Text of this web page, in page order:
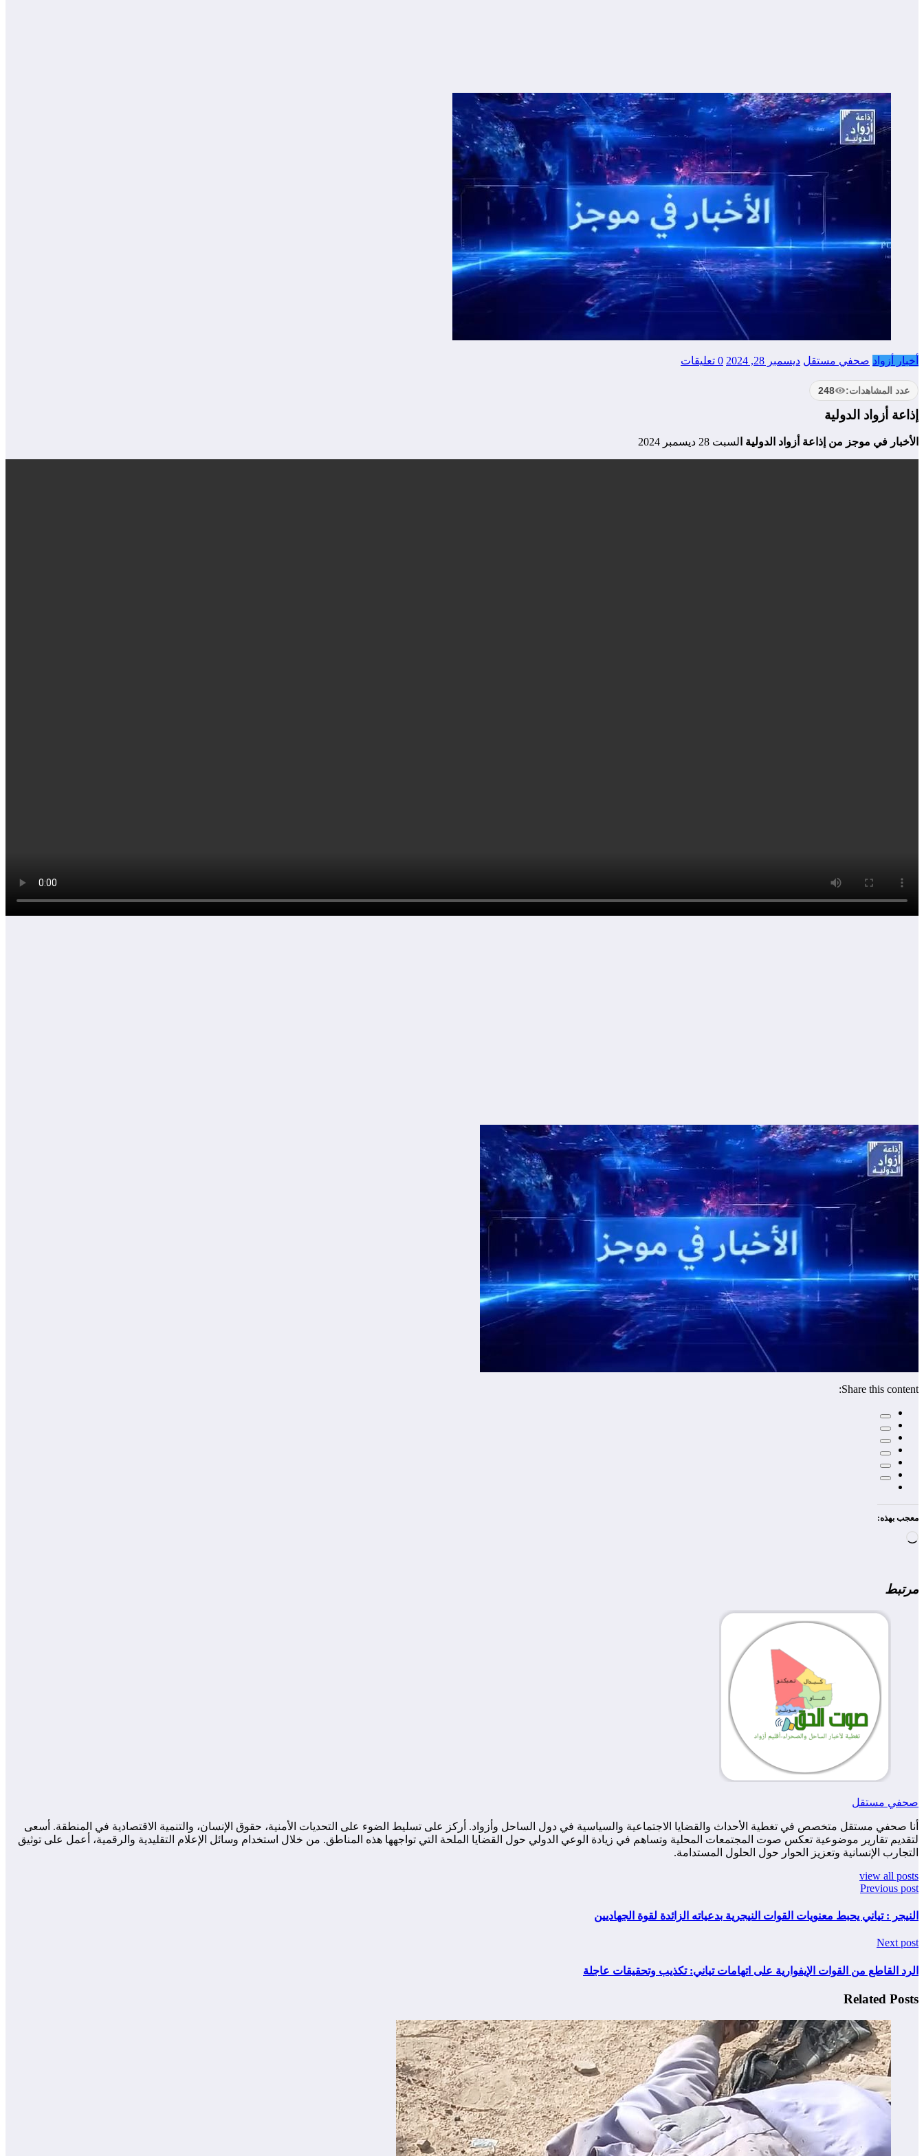
أخبار أزواد صحفي مستقل ديسمبر 28, 2024 0 تعليقات
عدد المشاهدات: 248
إذاعة أزواد الدولية
الأخبار في موجز من إذاعة أزواد الدولية ا لسبت 28 ديسمبر 2024
Share this content:
معجب بهذه:
مرتبط
صحفي مستقل
أنا صحفي مستقل متخصص في تغطية الأحداث والقضايا الاجتماعية والسياسية في دول الساحل وأزواد. أركز على تسليط الضوء على التحديات الأمنية، حقوق الإنسان، والتنمية الاقتصادية في المنطقة. أسعى
لتقديم تقارير موضوعية تعكس صوت المجتمعات المحلية وتساهم في زيادة الوعي الدولي حول القضايا الملحة التي تواجهها هذه المناطق. من خلال استخدام وسائل الإعلام التقليدية والرقمية، أعمل على توثيق
التجارب الإنسانية وتعزيز الحوار حول الحلول المستدامة.
view all posts
Previous post
النيجر : تياني يحبط معنويات القوات النيجرية بدعياته الزائدة لقوة الجهاديين
Next post
الرد القاطع من القوات الإيفوارية على اتهامات تياني: تكذيب وتحقيقات عاجلة
Related Posts